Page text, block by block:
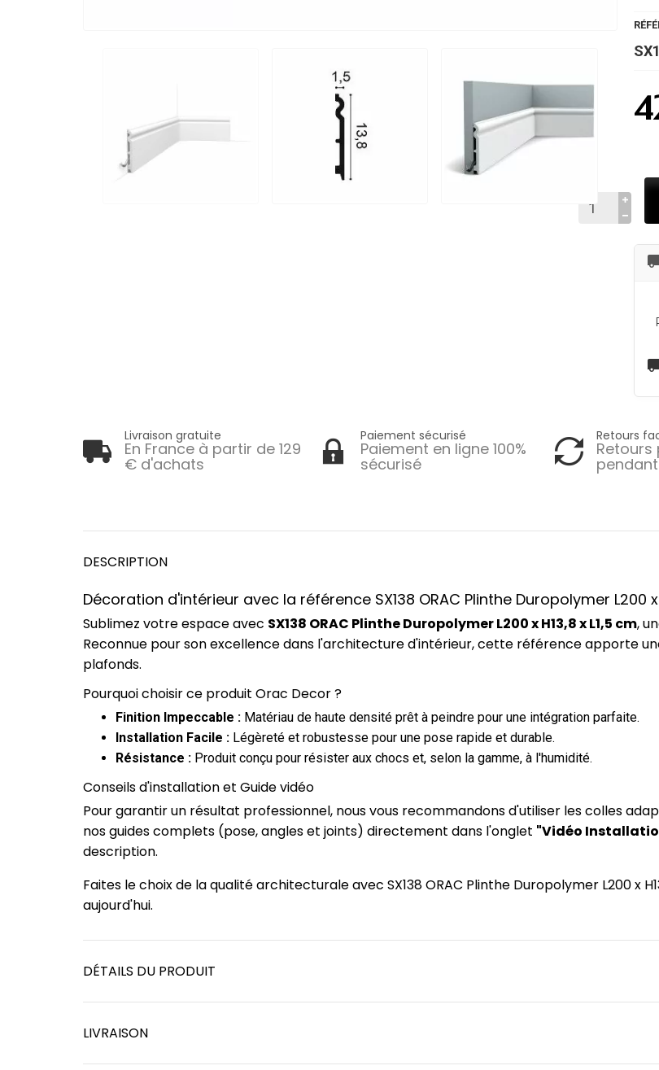
Livraison gratuite
En France à partir de 129
€ d'achats
Paiement sécurisé
Paiement en ligne 100%
sécurisé
Retours
Retours
DESCRIPTION
Décoration d'intérieur avec la référence SX138 ORAC Plinthe Duropolymer L200 x
Sublimez votre espace avec SX138 ORAC Plinthe Duropolymer L200 x H13,8 x L1,5 cm,
Reconnue pour son excellence dans l'architecture d'intérieur, cette référence apporte
plafonds.
Pourquoi choisir ce produit Orac Decor ?
Finition Impeccable : Matériau de haute densité prêt à peindre pour une intégration parfaite.
Installation Facile : Légèreté et robustesse pour une pose rapide et durable.
Résistance : Produit conçu pour résister aux chocs et, selon la gamme, à l'humidité.
Conseils d'installation et Guide vidéo
Pour garantir un résultat professionnel, nous vous recommandons d'utiliser les colles
nos guides complets (pose, angles et joints) directement dans l'onglet "Vidéo
description.
Faites le choix de la qualité architecturale avec SX138 ORAC Plinthe Duropolymer L200 x
aujourd'hui.
DÉTAILS DU PRODUIT
LIVRAISON